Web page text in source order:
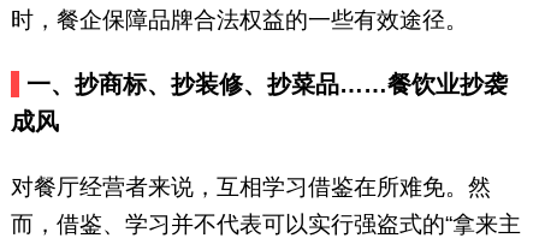
时，餐企保障品牌合法权益的一些有效途径。
一、抄商标、抄装修、抄菜品……餐饮业抄袭
成风
对餐厅经营者来说，互相学习借鉴在所难免。然
而，借鉴、学习并不代表可以实行强盗式的“拿来主